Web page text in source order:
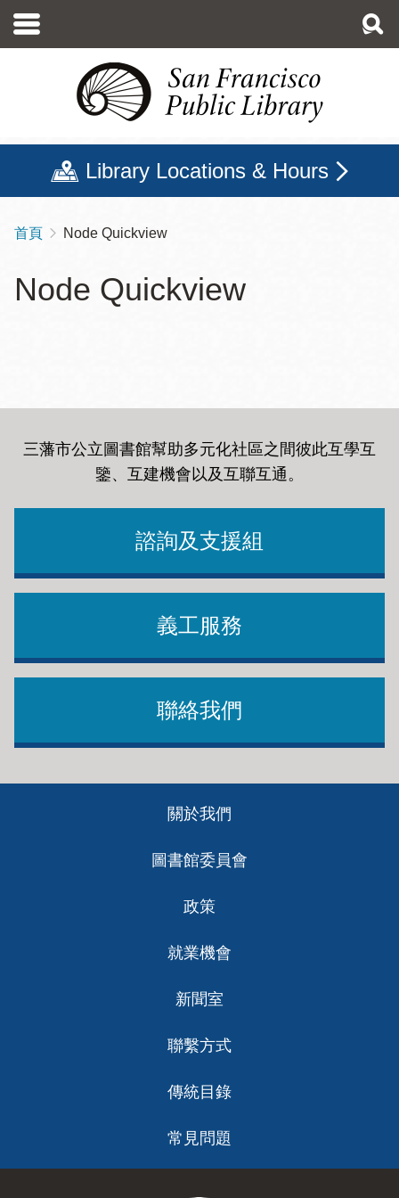
至
Library Locations & Hours
導
連
首頁 Node Quickview
Node Quickview
三藩市公立圖書館幫助多元化社區之間彼此互學互
鑒、互建機會以及互聯互通。
諮詢及支援組
義工服務
聯絡我們
關於我們
圖書館委員會
政策
就業機會
新聞室
聯繫方式
傳統目錄
常見問題